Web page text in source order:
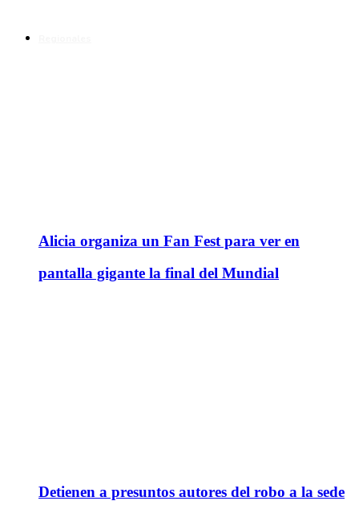
Alicia organiza un Fan Fest para ver en
pantalla gigante la final del Mundial
Detienen a presuntos autores del robo a la sede